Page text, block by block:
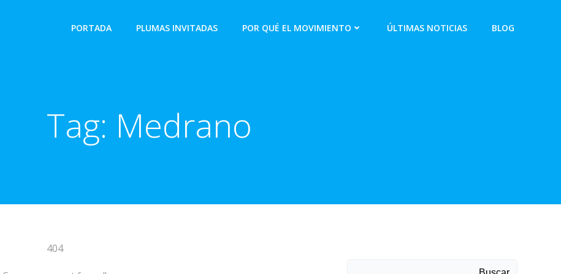
PORTADA PLUMAS INVITADAS POR QUÉ EL MOVIMIENTO ÚLTIMAS NOTICIAS BLOG
Tag: Medrano
404